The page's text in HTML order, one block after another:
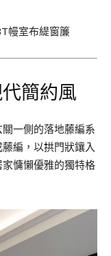
幔室布緹窗簾
簡約風
一側的落地藤編系
編，以拱門狀鑲入
慵懶優雅的獨特格